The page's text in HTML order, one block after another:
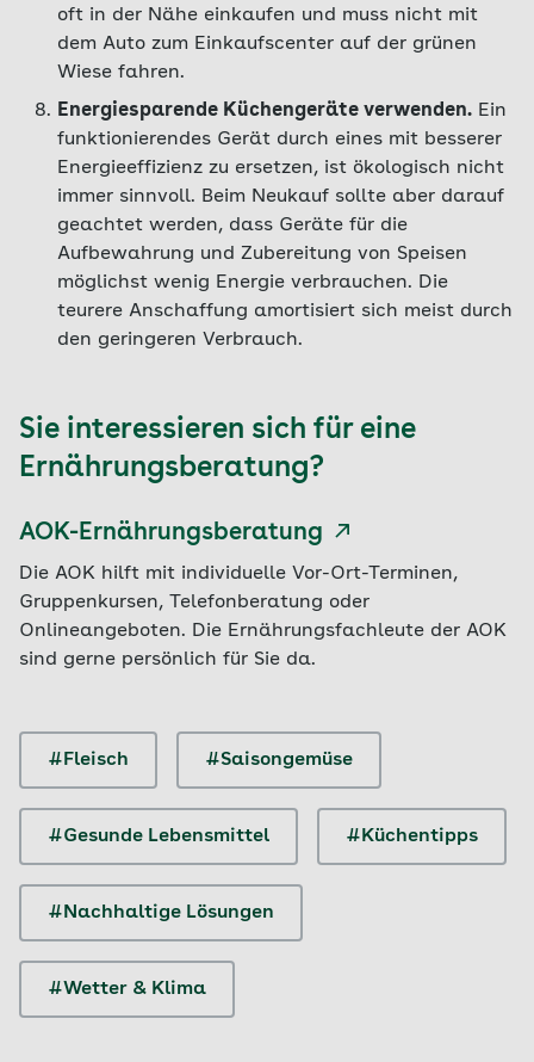
oft in der Nähe einkaufen und muss nicht mit
dem Auto zum Einkaufscenter auf der grünen
Wiese fahren.
Energiesparende Küchengeräte verwenden. Ein
funktionierendes Gerät durch eines mit besserer
Energieeffizienz zu ersetzen, ist ökologisch nicht
immer sinnvoll. Beim Neukauf sollte aber darauf
geachtet werden, dass Geräte für die
Aufbewahrung und Zubereitung von Speisen
möglichst wenig Energie verbrauchen. Die
teurere Anschaffung amortisiert sich meist durch
den geringeren Verbrauch.
Sie interessieren sich für eine
Ernährungsberatung?
AOK-Ernährungsberatung
Die AOK hilft mit individuelle Vor-Ort-Terminen,
Gruppenkursen, Telefonberatung oder
Onlineangeboten. Die Ernährungsfachleute der AOK
sind gerne persönlich für Sie da.
#Fleisch #Saisongemüse
#Gesunde Lebensmittel #Küchentipps
#Nachhaltige Lösungen
#Wetter & Klima